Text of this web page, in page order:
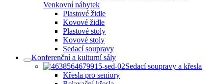
Venkovní nábytek
Plastové židle
Kovové židle
Plastové stoly
Kovové stoly
Sedací soupravy
Konferenční a kulturní sály
Sedací soupravy a křesla
Křesla pro seniory